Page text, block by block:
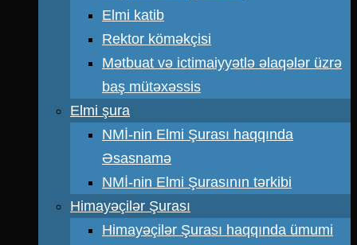
Elmi katib
Rektor köməkçisi
Mətbuat və ictimaiyyətlə əlaqələr üzrə
baş mütəxəssis
Elmi şura
NMİ-nin Elmi Şurası haqqında
Əsasnamə
NMİ-nin Elmi Şurasının tərkibi
Himayəçilər Şurası
Himayəçilər Şurası haqqında ümumi